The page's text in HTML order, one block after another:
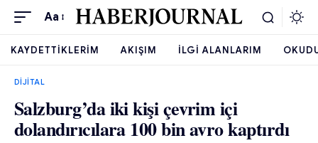
Aa
KAYDETTIKLERIM AKIŞIM İLGI ALANLARIM
DIJITAL
Salzburg’da iki kişi çevrim içi
dolandırıcılara 100 bin avro kaptırdı